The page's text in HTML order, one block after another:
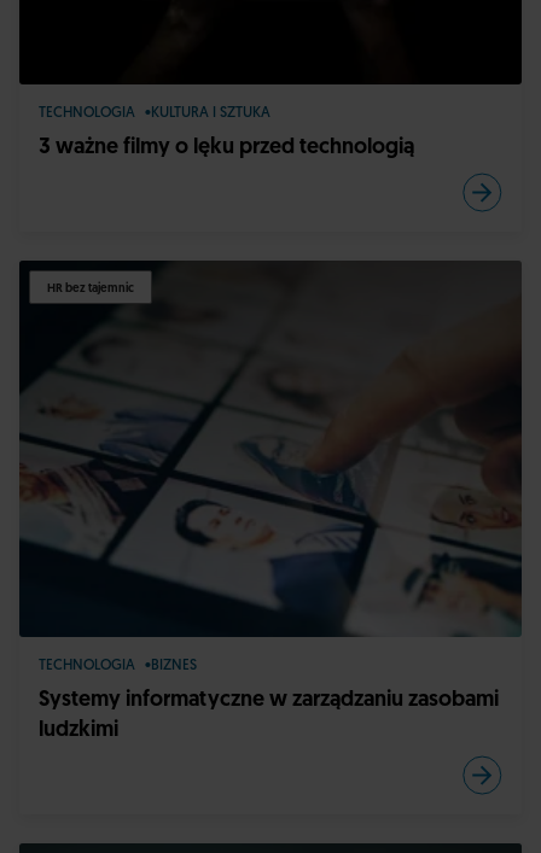
TECHNOLOGIA KULTURA I SZTUKA
3 ważne filmy o lęku przed technologią
HR bez tajemnic
TECHNOLOGIA BIZNES
Systemy informatyczne w zarządzaniu zasobami
ludzkimi